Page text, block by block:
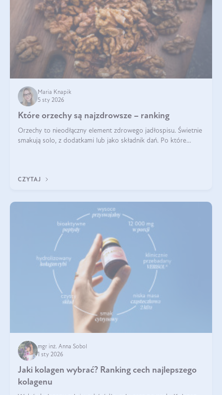
Maria Knapik
5 sty 2026
Które orzechy są najzdrowsze – ranking
Orzechy to nieodłączny element zdrowego jadłospisu. Świetnie
smakują solo, z dodatkami lub jako składnik dań. Po które
CZYTAJ
mgr inż. Anna Sobol
1 sty 2026
Jaki kolagen wybrać? Ranking cech najlepszego
kolagenu